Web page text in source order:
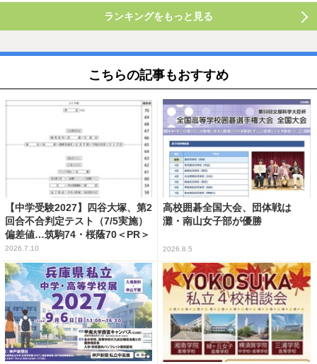
ランキングをもっと見る
こちらの記事もおすすめ
【中学受験2027】四谷大塚、第2
回合不合判定テスト（7/5実施）
偏差値…筑駒74・桜蔭70＜PR＞
2026.7.10
高校囲碁全国大会、団体戦は
灘・南山女子部が優勝
2026.8.5